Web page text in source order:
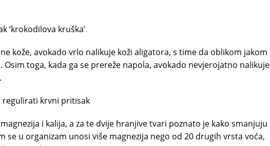
‘krokodilova kruška’
kože, avokado vrlo nalikuje koži aligatora, s time da oblikom jakom
Osim toga, kada ga se prereže napola, avokado nevjerojatno nalikuje
regulirati krvni pritisak
i kalija, a za te dvije hranjive tvari poznato je kako smanjuju
se u organizam unosi više magnezija nego od 20 drugih vrsta voća,